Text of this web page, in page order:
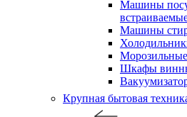
Машины
Машины
Шкафы
Крупная бытовая